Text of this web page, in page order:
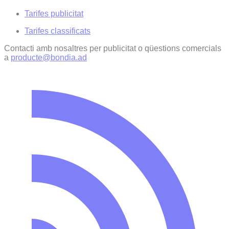
Tarifes publicitat
Tarifes classificats
Contacti amb nosaltres per publicitat o qüestions comercials
a producte@bondia.ad